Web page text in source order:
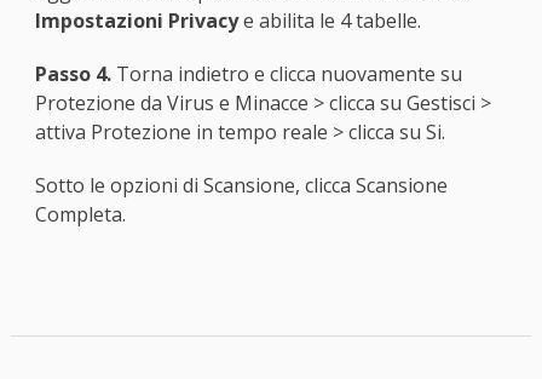
Impostazioni Privacye abilita le 4 tabelle.
Passo 4.Torna indietro e clicca nuovamente su
Protezione da Virus e Minacce > clicca su Gestisci >
attiva Protezione in tempo reale > clicca su Si.
Sotto le opzioni di Scansione, clicca Scansione
Completa.